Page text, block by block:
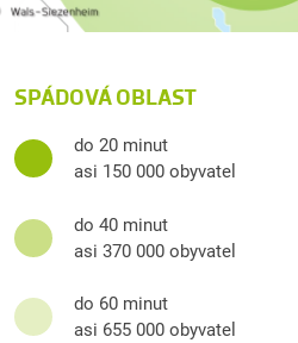
SPÁDOVÁ OBLAST
do 20 minut
asi 150 000 obyvatel
do 40 minut
asi 370 000 obyvatel
do 60 minut
asi 655 000 obyvatel